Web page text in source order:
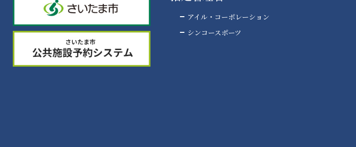
アイル・コーポレーション
シンコースポーツ